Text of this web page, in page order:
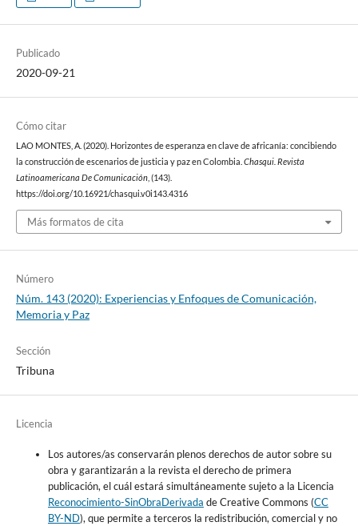
Publicado
2020-09-21
Cómo citar
LAO MONTES, A. (2020). Horizontes de esperanza en clave de africanía: concibiendo
la construcción de escenarios de justicia y paz en Colombia. Chasqui. Revista
Latinoamericana De Comunicación, (143).
https://doi.org/10.16921/chasqui.v0i143.4316
Más formatos de cita
Número
Núm. 143 (2020): Experiencias y Enfoques de Comunicación,
Memoria y Paz
Sección
Tribuna
Licencia
Los autores/as conservarán plenos derechos de autor sobre su
obra y garantizarán a la revista el derecho de primera
publicación, el cuál estará simultáneamente sujeto a la Licencia
Reconocimiento-SinObraDerivada de Creative Commons (CC
BY-ND), que permite a terceros la redistribución, comercial y no